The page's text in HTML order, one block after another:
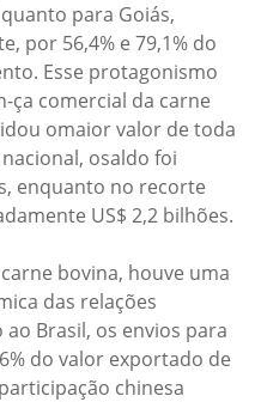
para Goiás,
por 56,4% e 79,1% do
Esse protagonismo
ça comercial da carne
omaior valor de toda
osaldo foi
enquanto no recorte
US$ 2,2 bilhões.
bovina, houve uma
das relações
Brasil, os envios para
do valor exportado de
chinesa